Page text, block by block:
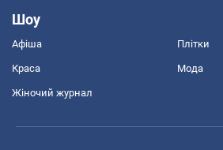
Шоу
Афіша Плітки
Краса Мода
Жіночий журнал